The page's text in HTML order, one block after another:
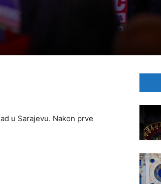
u Sarajevu. Nakon prve